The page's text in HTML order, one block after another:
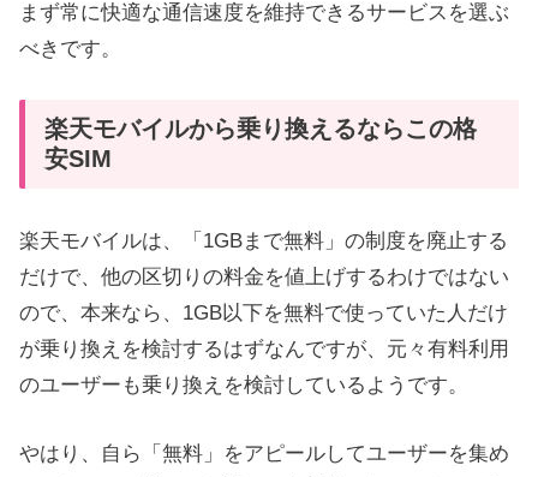
まず常に快適な通信速度を維持できるサービスを選ぶ
べきです。
楽天モバイルから乗り換えるならこの格
安SIM
楽天モバイルは、「1GBまで無料」の制度を廃止する
だけで、他の区切りの料金を値上げするわけではない
ので、本来なら、1GB以下を無料で使っていた人だけ
が乗り換えを検討するはずなんですが、元々有料利用
のユーザーも乗り換えを検討しているようです。
やはり、自ら「無料」をアピールしてユーザーを集め